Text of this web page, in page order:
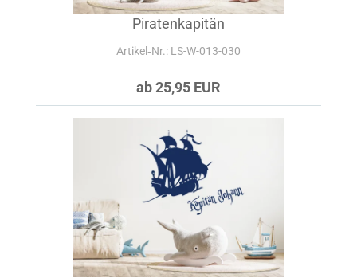
Piratenkapitän
Artikel‑Nr.: LS-W-013-030
ab 25,95 EUR